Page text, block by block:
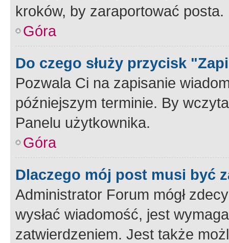
kroków, by zaraportować posta.
Góra
Do czego służy przycisk
Pozwala Ci na zapisanie
późniejszym terminie. By
Panelu użytkownika.
Góra
Dlaczego mój post musi być
Administrator Forum mógł
wysłać wiadomość, jest
zatwierdzeniem. Jest także